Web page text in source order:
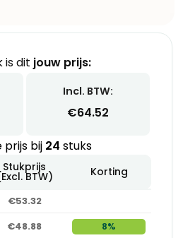
is dit jouw prijs:
Incl. BTW:
€64.52
prijs bij 24 stuks
Stukprijs
BTW) Korting
€53.32
€48.88 8%